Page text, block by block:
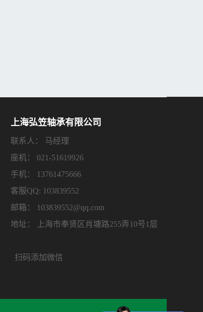
上海弘笠轴承有限公司
联系人： 马经理
座机： 021-51619926
手机： 13761475666
客服QQ: 103839552
邮箱： 103839552@qq.com
地址： 上海市奉贤区肖塘路255弄10号1层
扫码添加微信